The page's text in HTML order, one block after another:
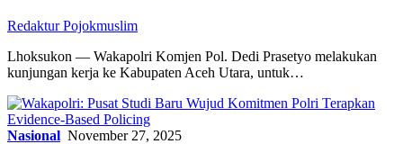
Redaktur Pojokmuslim
Lhoksukon — Wakapolri Komjen Pol. Dedi Prasetyo melakukan
kunjungan kerja ke Kabupaten Aceh Utara, untuk…
Nasional November 27, 2025